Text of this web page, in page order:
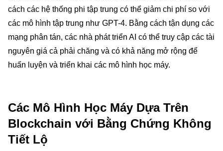
cách các hệ thống phi tập trung có thể giảm chi phí so với
các mô hình tập trung như GPT-4. Bằng cách tận dụng các
mạng phân tán, các nhà phát triển AI có thể truy cập các tài
nguyên giá cả phải chăng và có khả năng mở rộng để
huấn luyện và triển khai các mô hình học máy.
Các Mô Hình Học Máy Dựa Trên
Blockchain với Bằng Chứng Không
Tiết Lộ